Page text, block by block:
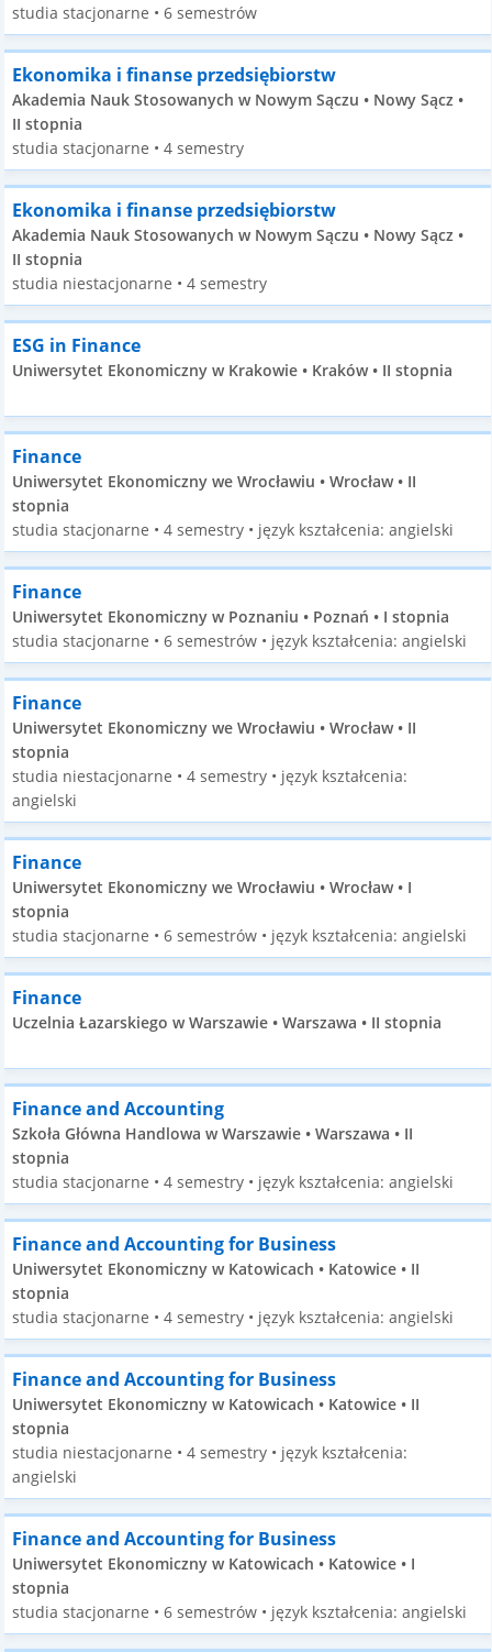
studia stacjonarne • 6 semestrów
Ekonomika i finanse przedsiębiorstw
Akademia Nauk Stosowanych w Nowym Sączu • Nowy Sącz •
II stopnia
studia stacjonarne • 4 semestry
Ekonomika i finanse przedsiębiorstw
Akademia Nauk Stosowanych w Nowym Sączu • Nowy Sącz •
II stopnia
studia niestacjonarne • 4 semestry
ESG in Finance
Uniwersytet Ekonomiczny w Krakowie • Kraków • II stopnia
Finance
Uniwersytet Ekonomiczny we Wrocławiu • Wrocław • II
stopnia
studia stacjonarne • 4 semestry • język kształcenia: angielski
Finance
Uniwersytet Ekonomiczny w Poznaniu • Poznań • I stopnia
studia stacjonarne • 6 semestrów • język kształcenia: angielski
Finance
Uniwersytet Ekonomiczny we Wrocławiu • Wrocław • II
stopnia
studia niestacjonarne • 4 semestry • język kształcenia:
angielski
Finance
Uniwersytet Ekonomiczny we Wrocławiu • Wrocław • I
stopnia
studia stacjonarne • 6 semestrów • język kształcenia: angielski
Finance
Uczelnia Łazarskiego w Warszawie • Warszawa • II stopnia
Finance and Accounting
Szkoła Główna Handlowa w Warszawie • Warszawa • II
stopnia
studia stacjonarne • 4 semestry • język kształcenia: angielski
Finance and Accounting for Business
Uniwersytet Ekonomiczny w Katowicach • Katowice • II
stopnia
studia stacjonarne • 4 semestry • język kształcenia: angielski
Finance and Accounting for Business
Uniwersytet Ekonomiczny w Katowicach • Katowice • II
stopnia
studia niestacjonarne • 4 semestry • język kształcenia:
angielski
Finance and Accounting for Business
Uniwersytet Ekonomiczny w Katowicach • Katowice • I
stopnia
studia stacjonarne • 6 semestrów • język kształcenia: angielski